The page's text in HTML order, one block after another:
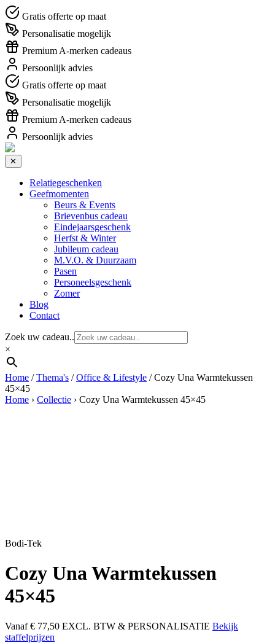
Gratis offerte op maat
Personalisatie mogelijk
Premium A-merken cadeaus
Persoonlijk advies
Gratis offerte op maat
Personalisatie mogelijk
Premium A-merken cadeaus
Persoonlijk advies
✕
Relatiegeschenken
Geefmomenten
Beurs & Events
Brievenbus cadeau
Eindejaarsgeschenk
Herfst & Winter
Jubileum cadeau
M.V.O. & Duurzaam
Pasen
Personeelsgeschenk
Zomer
Blog
Contact
Zoek uw cadeau..
×
Home /Thema's /Office & Lifestyle / Cozy Una Warmtekussen
45×45
Home › Collectie › Cozy Una Warmtekussen 45×45
Bodi-Tek
Cozy Una Warmtekussen
45×45
Vanaf € 77,50 EXCL. BTW & PERSONALISATIE Bekijk
staffelprijzen